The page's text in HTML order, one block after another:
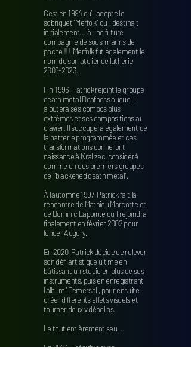
C'est en 1994 qu'il adopte le
sobriquet ''Merfolk'' qu'il destinait
initialement... à une future
compagnie de sous-marins de
poche !!! Merfolk fut également le
nom de son atelier de lutherie
2006-2023.
Fin-1996, Patrick rejoint le groupe
death metal Deafness auquel il
ajoutera ses compos plus
extrêmes et ses compositions au
clavier. Il s'occupera également de
la batterie programmée et ces
transformations donneront
naissance à Kralizec, considéré
comme un des premiers groupes
de ""blackened death metal''.
À l'automne 1997, Patrick fait la
rencontre de Mathieu Marcotte et
de Dominic Lapointe qu'il rejoindra
finalement en février 2002 pour
fonder Augury.
En 2020, Patrick décide de relever
son défi artistique ultime en
bâtissant un studio en plus de ses
instruments, puis en enregistrant
l'album ''Demersal'', pour ensuite
créer différents effets visuels et
tourner deux vidéoclips.
Le tout entièrement seul...
En 2024, il récidive avec